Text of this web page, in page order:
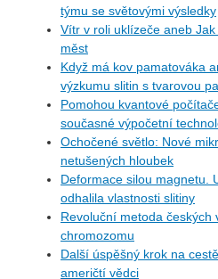
týmu se světovými výsledky
Vítr v roli uklízeče aneb
měst
Když má kov pamatováka
výzkumu slitin s tvarovou
Pomohou kvantové
současné výpočetní
Ochočené světlo: Nové
netušených hloubek
Deformace silou magnetu.
odhalila vlastnosti slitiny
Revoluční metoda českých
chromozomu
Další úspěšný krok na
američtí vědci